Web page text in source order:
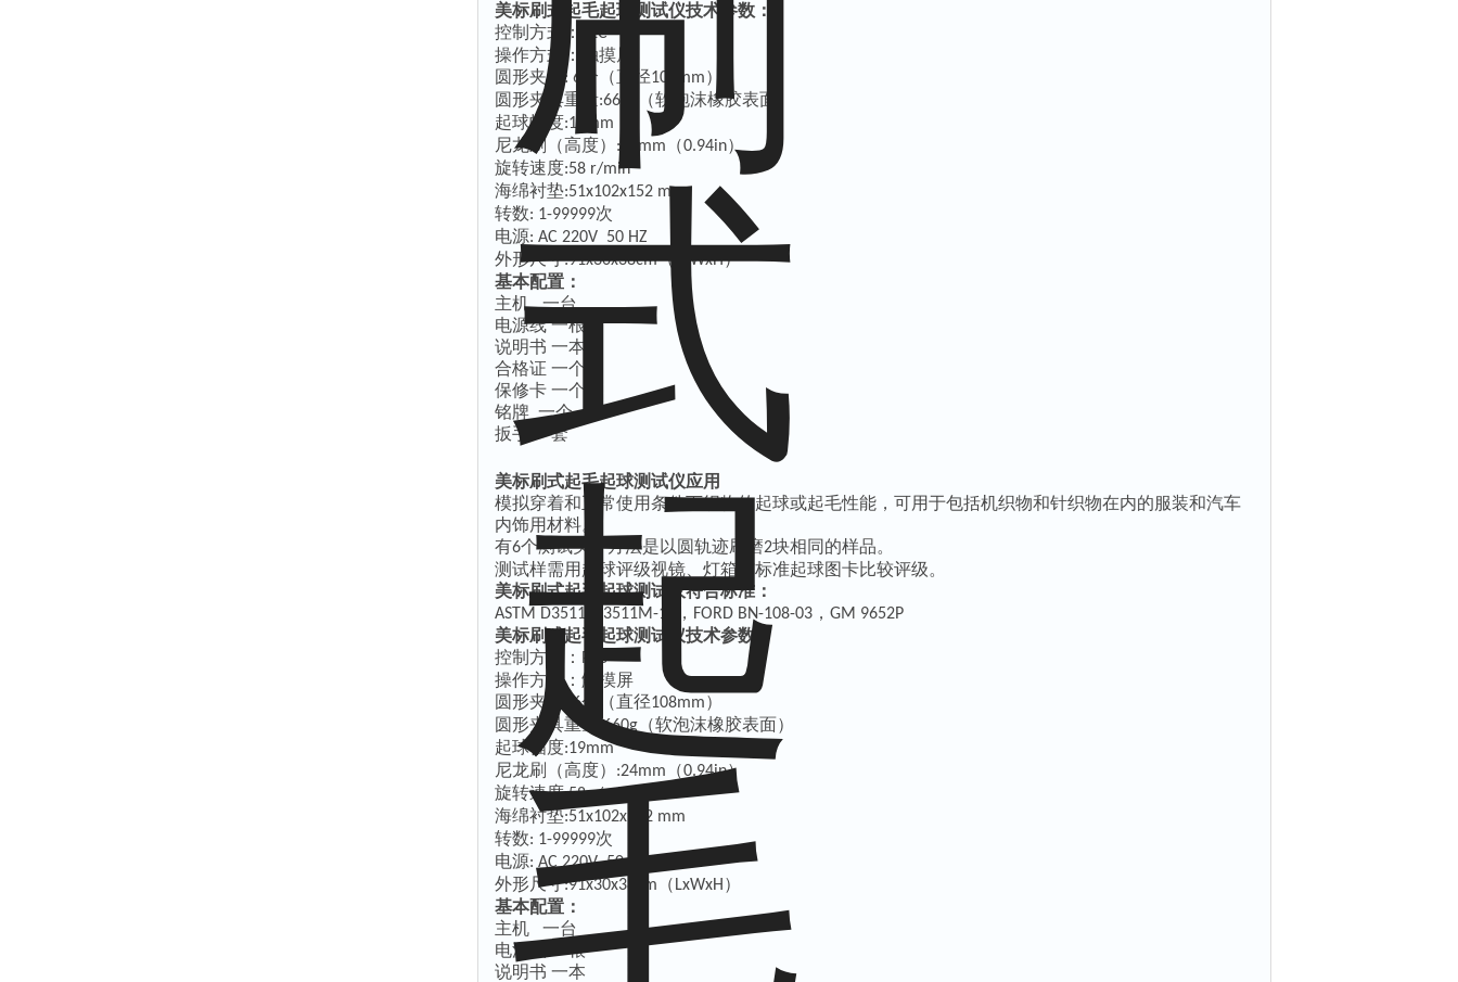
美标刷式起毛起球测试仪技术参数：
控制方式：
PLC
操作方式：触摸屏
圆形夹具 : 6 个（直径108mm）
圆形夹具重量:660g
（软泡沫橡胶表面）
起球幅度:19mm
尼龙刷（高度） :24mm （0.94in）
旋转速度:58 r/min
海绵衬垫:51x102x152 mm
转数: 1-99999次
电源: AC 220V 50 HZ
外形尺寸:91x30x38cm（ LxWxH）
基本配置：
主机 一台
电源线 一根
说明书 一本
合格证 一个
保修卡 一个
铭牌 一个
扳手
一套
美标刷式起毛起球测试仪应用
模拟穿着和正常使用条件下织物的起球或起毛性能，可用于包括机织物和针织物在内的服装和汽车
内饰用材料。
有6个测试头，方法是以圆轨迹刷磨2块相同的样品。
测试样需用起球评级视镜、灯箱与标准起球图卡比较评级。
美标刷式起毛起球测试仪符合标准：
ASTM D3511 /D3511M-16 ， FORD BN-108-03 ， GM 9652P
美标刷式起毛起球测试仪技术参数：
控制方式： PLC
操作方式：触摸屏
圆形夹具
: 6个（直径108mm）
圆形夹具重量
:660g （软泡沫橡胶表面）
起球幅度:19mm
尼龙刷（高度） :24mm （0.94in）
旋转速度:58 r/min
海绵衬垫:51x102x152 mm
转数: 1-99999次
电源: AC 220V 50 HZ
外形尺寸:91x30x38cm （ LxWxH ）
基本配置：
主机 一台
电源线 一根
说明书 一本